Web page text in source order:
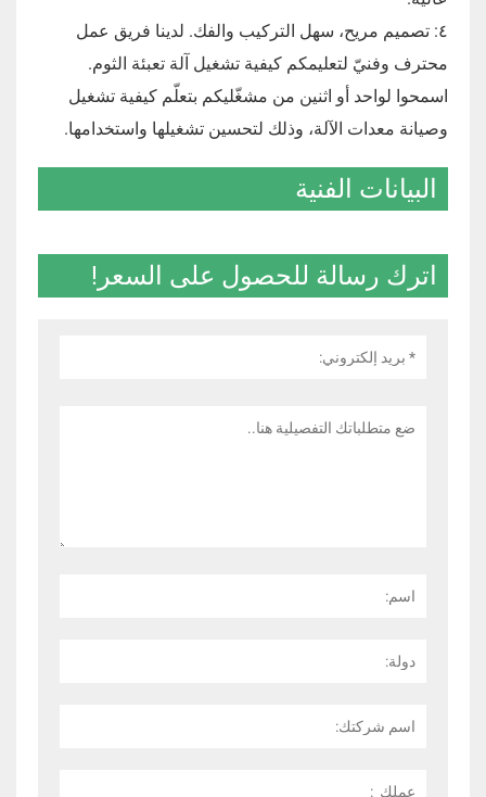
٤: تصميم مريح، سهل التركيب والفك. لدينا فريق عمل
محترف وفنيّ لتعليمكم كيفية تشغيل آلة تعبئة الثوم.
اسمحوا لواحد أو اثنين من مشغّليكم بتعلّم كيفية تشغيل
وصيانة معدات الآلة، وذلك لتحسين تشغيلها واستخدامها.
البيانات الفنية
اترك رسالة للحصول على السعر!